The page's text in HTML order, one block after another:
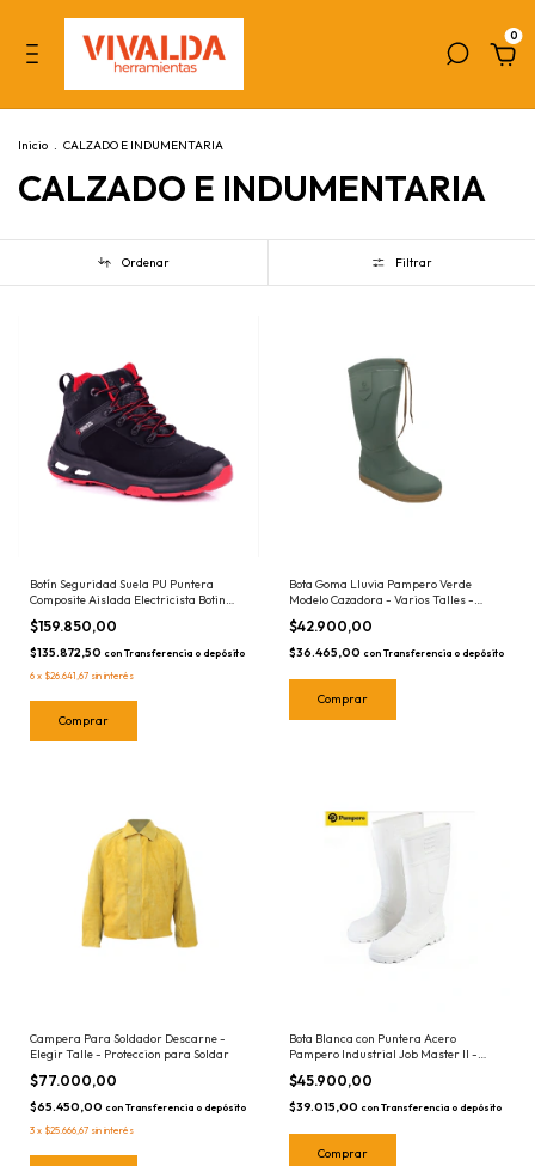
0
Inicio . CALZADO E INDUMENTARIA
CALZADO E INDUMENTARIA
Ordenar Filtrar
Botín Seguridad Suela PU Puntera
Composite Aislada Electricista Botin
Calzado Trabajo Bracol Detroit Eco
$159.850,00
$135.872,50 con Transferencia o depósito
6 x $26.641,67 sin interés
Comprar
Bota Goma Lluvia Pampero Verde
Modelo Cazadora - Varios Talles -
Elegir - Par Botas
$42.900,00
$36.465,00 con Transferencia o depósito
Comprar
Campera Para Soldador Descarne -
Elegir Talle - Proteccion para Soldar
$77.000,00
$65.450,00 con Transferencia o depósito
3 x $25.666,67 sin interés
Bota Blanca con Puntera Acero
Pampero Industrial Job Master II -
Elegir Talle - Ideal Frigorificos /
Alimenticia / Calzado Seguridad
$45.900,00
$39.015,00 con Transferencia o depósito
Comprar